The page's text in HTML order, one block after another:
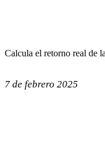
Calcula el retorno real de
7 de febrero 2025